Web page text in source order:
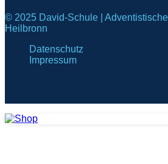
© 2025 David-Schule |
Heilbronn
Datenschutz
Impressum